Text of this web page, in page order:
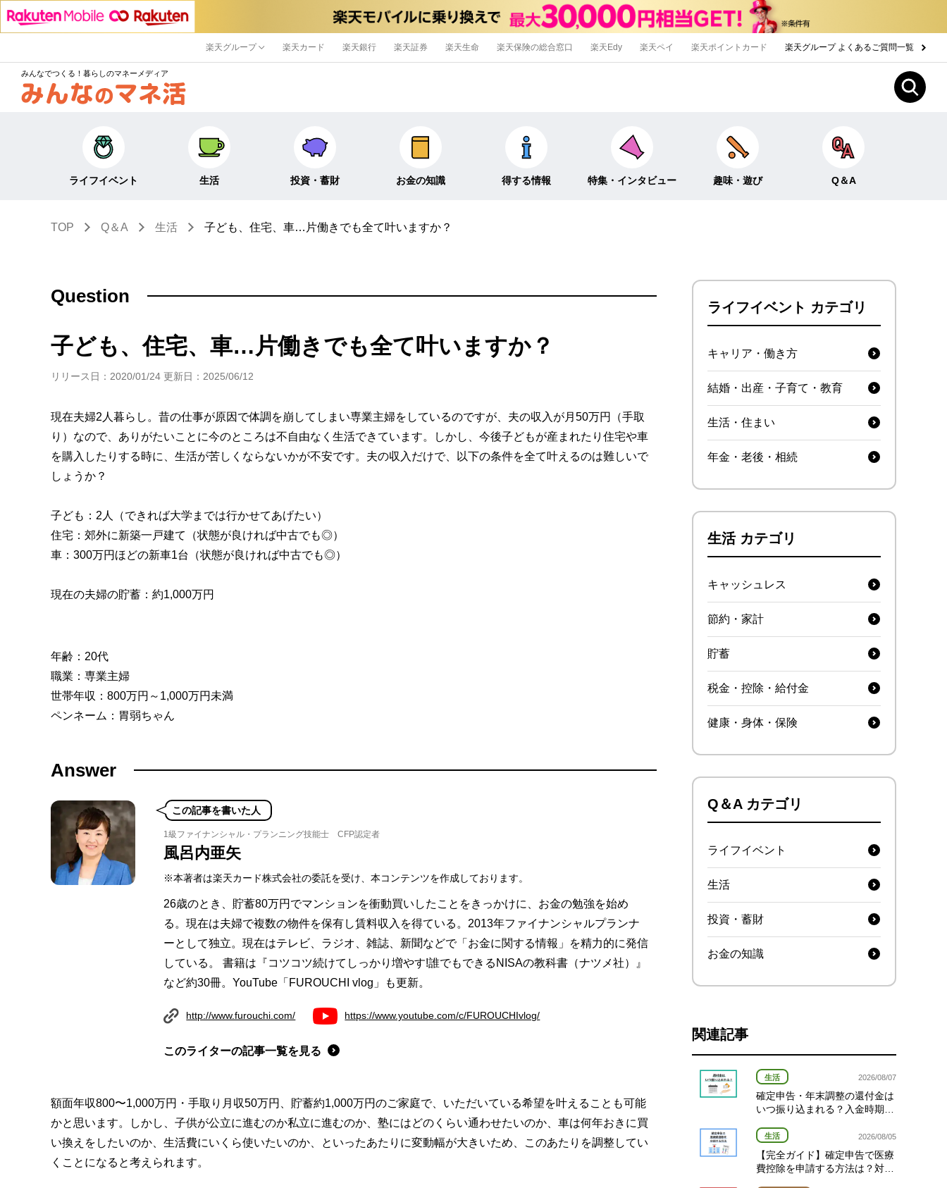
楽天グループ 楽天カード 楽天銀行 楽天証券 楽天生命 楽天保険の総合窓口 楽天Edy 楽天ペイ 楽天ポイントカード 楽天グループ よくあるご質問一覧
みんなでつくる！暮らしのマネーメディア
ライフイベント
キャリア・働き方
生活・住まい
生活
キャッシュレス
健康・身体・保険
投資・蓄財
株式・投資信託
お金の知識
経済キーワード
得する情報 特集・インタビュー 趣味・遊び
みんなのホンネ
Q＆A
投資・貯蓄
お金の知識
TOP Q＆A 生活 子ども、住宅、車…片働きでも全て叶いますか？
Question
子ども、住宅、車…片働きでも全て叶いますか？
リリース日：2020/01/24 更新日：2025/06/12
現在夫婦2人暮らし。昔の仕事が原因で体調を崩してしまい専業主婦をしているのですが、夫の収入が月50万円（手取
り）なので、ありがたいことに今のところは不自由なく生活できています。しかし、今後子どもが産まれたり住宅や車
を購入したりする時に、生活が苦しくならないかが不安です。夫の収入だけで、以下の条件を全て叶えるのは難しいで
しょうか？
子ども：2人（できれば大学までは行かせてあげたい）
住宅：郊外に新築一戸建て（状態が良ければ中古でも◎）
車：300万円ほどの新車1台（状態が良ければ中古でも◎）
現在の夫婦の貯蓄：約1,000万円
年齢：20代
職業：専業主婦
世帯年収：800万円～1,000万円未満
ペンネーム：胃弱ちゃん
Answer
この記事を書いた人
1級ファイナンシャル・プランニング技能士 CFP認定者
風呂内亜矢
※本著者は楽天カード株式会社の委託を受け、本コンテンツを作成しております。
26歳のとき、貯蓄80万円でマンションを衝動買いしたことをきっかけに、お金の勉強を始め
る。現在は夫婦で複数の物件を保有し賃料収入を得ている。2013年ファイナンシャルプランナ
ーとして独立。現在はテレビ、ラジオ、雑誌、新聞などで「お金に関する情報」を精力的に発信
している。 書籍は『コツコツ続けてしっかり増やす!誰でもできるNISAの教科書（ナツメ社）』
など約30冊。YouTube「FUROUCHI vlog」も更新。
http://www.furouchi.com/ https://www.youtube.com/c/FUROUCHIvlog/
このライターの記事一覧を見る
額面年収800〜1,000万円・手取り月収50万円、貯蓄約1,000万円のご家庭で、いただいている希望を叶えることも可能
かと思います。しかし、子供が公立に進むのか私立に進むのか、塾にはどのくらい通わせたいのか、車は何年おきに買
い換えをしたいのか、生活費にいくら使いたいのか、といったあたりに変動幅が大きいため、このあたりを調整してい
くことになると考えられます。
ライフイベント カテゴリ
キャリア・働き方
結婚・出産・子育て・教育
生活・住まい
年金・老後・相続
生活 カテゴリ
キャッシュレス
節約・家計
貯蓄
税金・控除・給付金
健康・身体・保険
Q＆A カテゴリ
ライフイベント
生活
投資・蓄財
お金の知識
関連記事
生活 2026/08/07
確定申告・年末調整の還付金は
いつ振り込まれる？入金時期と
生活 2026/08/05
【完全ガイド】確定申告で医療
費控除を申請する方法は？対象